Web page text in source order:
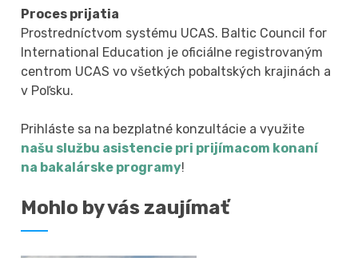
Proces prijatia
Prostredníctvom systému UCAS. Baltic Council for
International Education je oficiálne registrovaným
centrom UCAS vo všetkých pobaltských krajinách a
v Poľsku.
Prihláste sa na bezplatné konzultácie a využite
našu službu asistencie pri prijímacom konaní
na bakalárske programy!
Mohlo by vás zaujímať